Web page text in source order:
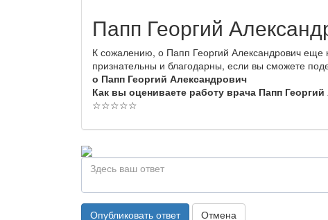
Папп Георгий
К сожалению, о Папп Георгий Александрович
признательны и благодарны, если вы сможете
о Папп Георгий Александрович
Как вы оцениваете работу врача Папп
☆☆☆☆☆
Опубликовать ответ Отмена